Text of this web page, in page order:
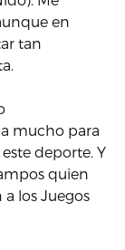
en
tan
mucho para
deporte. Y
quien
los Juegos